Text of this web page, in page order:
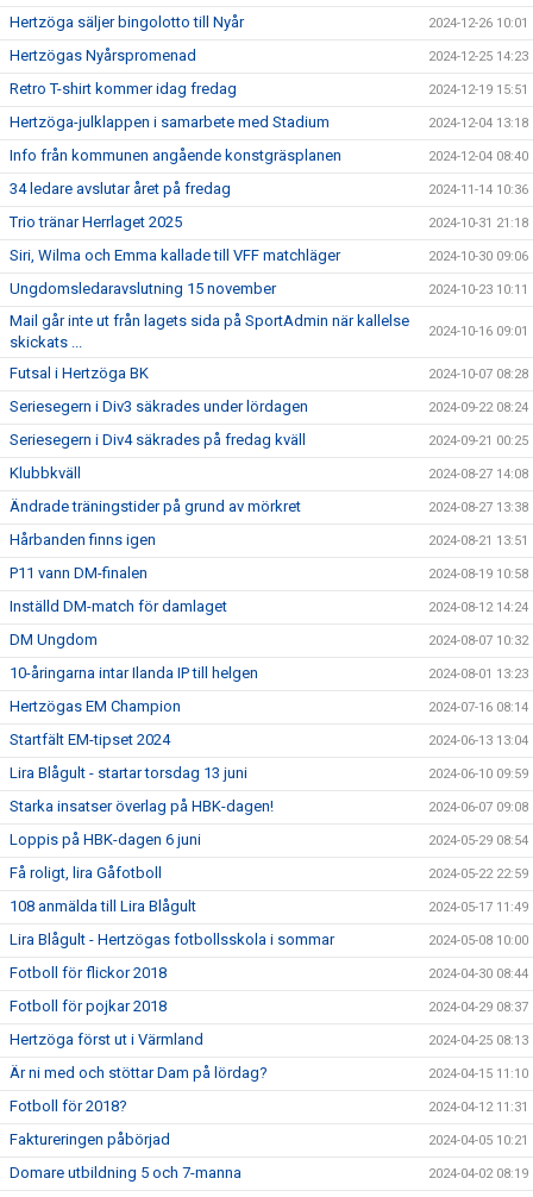
Hertzöga säljer bingolotto till Nyår 2024-12-26 10:01
Hertzögas Nyårspromenad 2024-12-25 14:23
Retro T-shirt kommer idag fredag 2024-12-19 15:51
Hertzöga-julklappen i samarbete med Stadium 2024-12-04 13:18
Info från kommunen angående konstgräsplanen 2024-12-04 08:40
34 ledare avslutar året på fredag 2024-11-14 10:36
Trio tränar Herrlaget 2025 2024-10-31 21:18
Siri, Wilma och Emma kallade till VFF matchläger 2024-10-30 09:06
Ungdomsledaravslutning 15 november 2024-10-23 10:11
Mail går inte ut från lagets sida på SportAdmin när kallelse
skickats ...
2024-10-16 09:01
Futsal i Hertzöga BK 2024-10-07 08:28
Seriesegern i Div3 säkrades under lördagen 2024-09-22 08:24
Seriesegern i Div4 säkrades på fredag kväll 2024-09-21 00:25
Klubbkväll 2024-08-27 14:08
Ändrade träningstider på grund av mörkret 2024-08-27 13:38
Hårbanden finns igen 2024-08-21 13:51
P11 vann DM-finalen 2024-08-19 10:58
Inställd DM-match för damlaget 2024-08-12 14:24
DM Ungdom 2024-08-07 10:32
10-åringarna intar Ilanda IP till helgen 2024-08-01 13:23
Hertzögas EM Champion 2024-07-16 08:14
Startfält EM-tipset 2024 2024-06-13 13:04
Lira Blågult - startar torsdag 13 juni 2024-06-10 09:59
Starka insatser överlag på HBK-dagen! 2024-06-07 09:08
Loppis på HBK-dagen 6 juni 2024-05-29 08:54
Få roligt, lira Gåfotboll 2024-05-22 22:59
108 anmälda till Lira Blågult 2024-05-17 11:49
Lira Blågult - Hertzögas fotbollsskola i sommar 2024-05-08 10:00
Fotboll för flickor 2018 2024-04-30 08:44
Fotboll för pojkar 2018 2024-04-29 08:37
Hertzöga först ut i Värmland 2024-04-25 08:13
Är ni med och stöttar Dam på lördag? 2024-04-15 11:10
Fotboll för 2018? 2024-04-12 11:31
Faktureringen påbörjad 2024-04-05 10:21
Domare utbildning 5 och 7-manna 2024-04-02 08:19